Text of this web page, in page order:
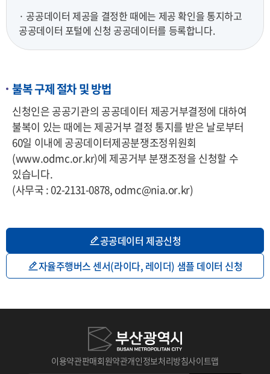
· 공공데이터 제공을 결정한 때에는 제공 확인을 통지하고
공공데이터 포털에 신청 공공데이터를 등록합니다.
불복 구제 절차 및 방법
신청인은 공공기관의 공공데이터 제공거부결정에 대하여
불복이 있는 때에는 제공거부 결정 통지를 받은 날로부터
60일 이내에 공공데이터제공분쟁조정위원회
(www.odmc.or.kr)에 제공거부 분쟁조정을 신청할 수
있습니다.
(사무국 : 02-2131-0878, odmc@nia.or.kr)
공공데이터 제공신청
자율주행버스 센서(라이다, 레이더) 샘플 데이터 신청
이용약관판매회원약관개인정보처리방침사이트맵